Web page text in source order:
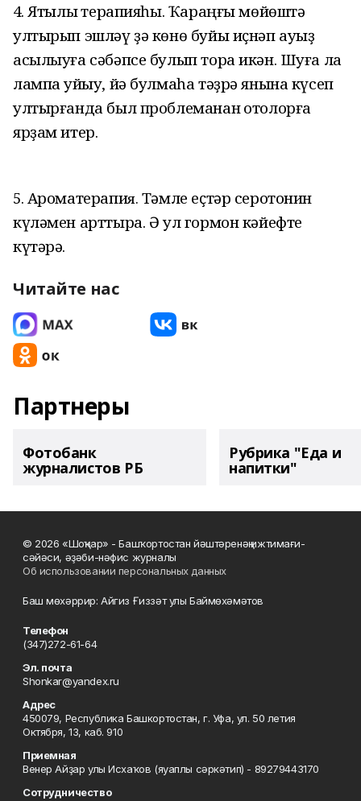
4. Яҡтылыҡ терапияһы. Ҡараңғы мөйөштә
ултырып эшләү ҙә көнө буйы иҫнәп ауыҙ
асылыуға сәбәпсе булып тора икән. Шуға ла
лампа ҡуйыу, йә булмаһа тәҙрә янына күсеп
ултырғанда был проблеманан ҡотолорға
ярҙам итер.
5. Ароматерапия. Тәмле еҫтәр серотонин
күләмен арттыра. Ә ул гормон кәйефте
күтәрә.
Читайте нас
Партнеры
Фотобанк
журналистов РБ
Рубрика "Еда и
напитки"
© 2026 «Шоңҡар» - Башҡортостан йәштәренәң ижтимағи-
сәйәси, әҙәби-нәфис журналы
Об использовании персональных данных
Баш мөхәррир: Айгиз Ғиззәт улы Баймөхәмәтов
Телефон
(347)272-61-64
Эл. почта
Shonkar@yandex.ru
Адрес
450079, Республика Башкортостан, г. Уфа, ул. 50 летия
Октября, 13, каб. 910
Приемная
Венер Айҙар улы Исхаҡов (яуаплы сәркәтип) - 89279443170
Сотрудничество